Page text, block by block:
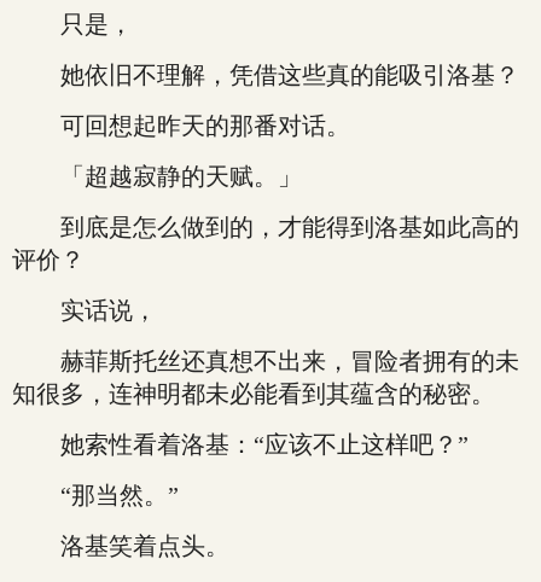
只是，
她依旧不理解，凭借这些真的能吸引洛基？
可回想起昨天的那番对话。
「超越寂静的天赋。」
到底是怎么做到的，才能得到洛基如此高的
评价？
实话说，
赫菲斯托丝还真想不出来，冒险者拥有的未
知很多，连神明都未必能看到其蕴含的秘密。
她索性看着洛基：“应该不止这样吧？”
“那当然。”
洛基笑着点头。